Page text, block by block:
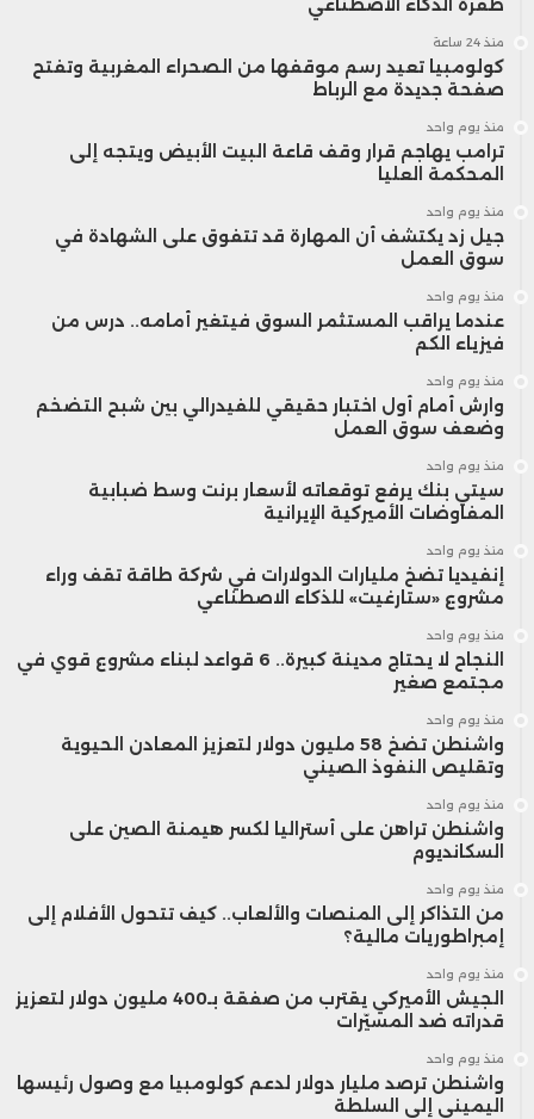
طفرة الذكاء الاصطناعي
منذ 24 ساعة
كولومبيا تعيد رسم موقفها من الصحراء المغربية وتفتح
صفحة جديدة مع الرباط
منذ يوم واحد
ترامب يهاجم قرار وقف قاعة البيت الأبيض ويتجه إلى
المحكمة العليا
منذ يوم واحد
جيل زد يكتشف أن المهارة قد تتفوق على الشهادة في
سوق العمل
منذ يوم واحد
عندما يراقب المستثمر السوق فيتغير أمامه.. درس من
فيزياء الكم
منذ يوم واحد
وارش أمام أول اختبار حقيقي للفيدرالي بين شبح التضخم
وضعف سوق العمل
منذ يوم واحد
سيتي بنك يرفع توقعاته لأسعار برنت وسط ضبابية
المفاوضات الأميركية الإيرانية
منذ يوم واحد
إنفيديا تضخ مليارات الدولارات في شركة طاقة تقف وراء
مشروع «ستارغيت» للذكاء الاصطناعي
منذ يوم واحد
النجاح لا يحتاج مدينة كبيرة.. 6 قواعد لبناء مشروع قوي في
مجتمع صغير
منذ يوم واحد
واشنطن تضخ 58 مليون دولار لتعزيز المعادن الحيوية
وتقليص النفوذ الصيني
منذ يوم واحد
واشنطن تراهن على أستراليا لكسر هيمنة الصين على
السكانديوم
منذ يوم واحد
من التذاكر إلى المنصات والألعاب.. كيف تتحول الأفلام إلى
إمبراطوريات مالية؟
منذ يوم واحد
الجيش الأميركي يقترب من صفقة بـ400 مليون دولار لتعزيز
قدراته ضد المسيّرات
منذ يوم واحد
واشنطن ترصد مليار دولار لدعم كولومبيا مع وصول رئيسها
اليميني إلى السلطة